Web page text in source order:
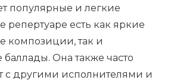
популярные и легкие
репертуаре есть как яркие
композиции, так и
баллады. Она также часто
с другими исполнителями и